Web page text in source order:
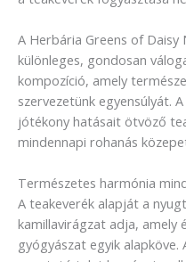
A Herbária Greens of Daisy
különleges, gondosan
kompozíció, amely
szervezetünk egyensúlyát.
jótékony hatásait ötvöző
mindennapi rohanás
Természetes harmónia
A teakeverék alapját a
kamillavirágzat adja, amely
gyógyászat egyik